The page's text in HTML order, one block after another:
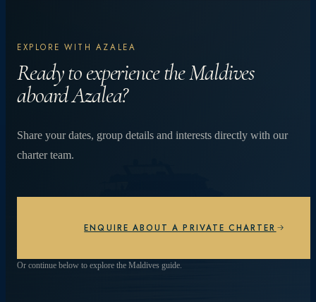
Entdecken Sie
mehr. Erleben Sie
mehr.
Von lebhaften Korallenriffen und Manta-
Strand unter dem Sternenhimmel – jeder Tag ist
ENTDECKEN SIE ERLEBNISSE
EXPLORE WITH AZALEA
Ready to experience the Maldives
aboard Azalea?
Share your dates, group details and interests directly with our
charter team.
ENQUIRE ABOUT A PRIVATE CHARTER
Or continue below to explore the Maldives guide.